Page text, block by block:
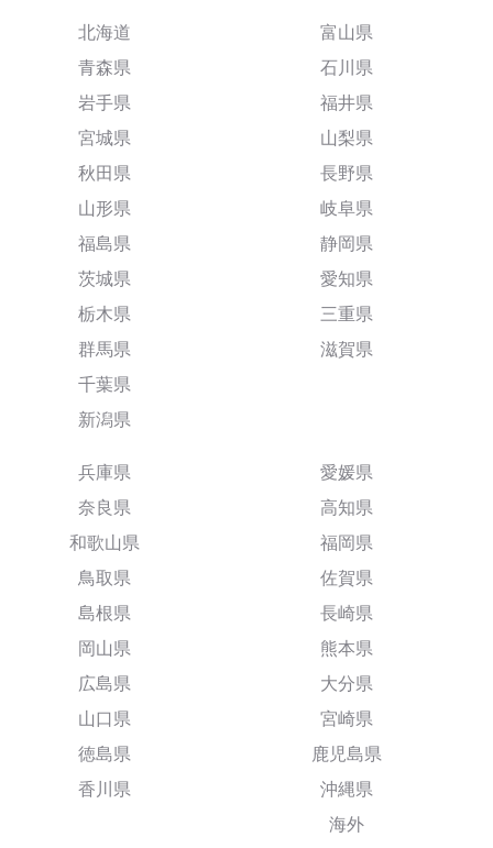
北海道
青森県
岩手県
宮城県
秋田県
山形県
福島県
茨城県
栃木県
群馬県
千葉県
新潟県
富山県
石川県
福井県
山梨県
長野県
岐阜県
静岡県
愛知県
三重県
滋賀県
兵庫県
奈良県
和歌山県
鳥取県
島根県
岡山県
広島県
山口県
徳島県
香川県
愛媛県
高知県
福岡県
佐賀県
長崎県
熊本県
大分県
宮崎県
鹿児島県
沖縄県
海外